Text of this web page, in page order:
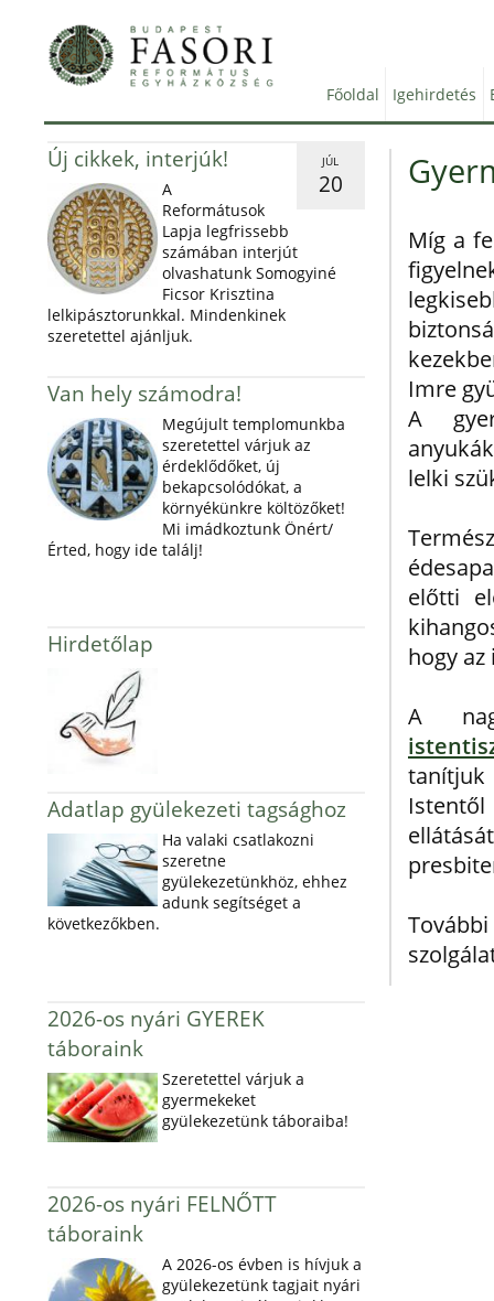
Főoldal Igehirdetés
JÚL
20
Új cikkek, interjúk!
A
Reformátusok
Lapja legfrissebb
számában interjút
olvashatunk Somogyiné
Ficsor Krisztina
lelkipásztorunkkal. Mindenkinek
szeretettel ajánljuk.
Van hely számodra!
Megújult templomunkba
szeretettel várjuk az
érdeklődőket, új
bekapcsolódókat, a
környékünkre költözőket!
Mi imádkoztunk Önért/
Érted, hogy ide találj!
Hirdetőlap
Adatlap gyülekezeti tagsághoz
Ha valaki csatlakozni
szeretne
gyülekezetünkhöz, ehhez
adunk segítséget a
következőkben.
2026-os nyári GYEREK
táboraink
Szeretettel várjuk a
gyermekeket
gyülekezetünk táboraiba!
2026-os nyári FELNŐTT
táboraink
A 2026-os évben is hívjuk a
gyülekezetünk tagjait nyári
Míg a
Imre
A
lelki
előtti
hogy
A
tanítjuk
Istentől